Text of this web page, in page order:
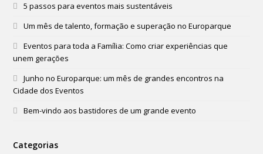
5 passos para eventos mais sustentáveis
Um mês de talento, formação e superação no Europarque
Eventos para toda a Família: Como criar experiências que
unem gerações
Junho no Europarque: um mês de grandes encontros na
Cidade dos Eventos
Bem-vindo aos bastidores de um grande evento
Categorias